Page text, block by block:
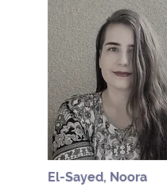
El-Sayed, Noora